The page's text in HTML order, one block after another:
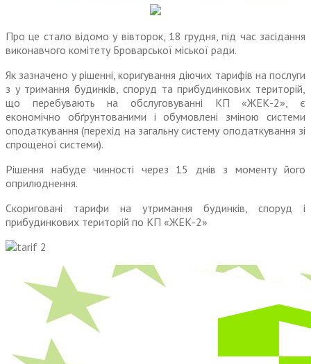
Про це стало відомо у вівторок, 18 грудня, під час засідання
виконавчого комітету Броварської міської ради.
Як зазначено у рішенні, коригування діючих тарифів на послуги
з у тримання будинків, споруд та прибудинкових територій,
що перебувають на обслуговуванні КП «ЖЕК-2», є
економічно обґрунтованими і обумовлені зміною системи
оподаткування (перехід на загальну систему оподаткування зі
спрощеної системи).
Рішення набуде чинності через 15 днів з моменту його
оприлюднення.
Скориговані тарифи на утримання будинків, споруд і
прибудинкових територій по КП «ЖЕК-2»